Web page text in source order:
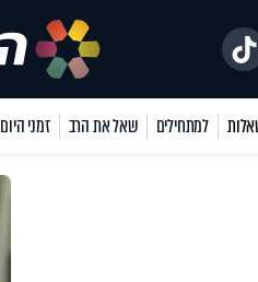
למתחילים שאל את הרב זמני היום